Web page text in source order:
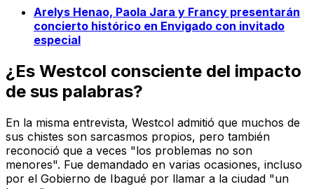
Arelys Henao, Paola Jara y Francy presentarán
concierto histórico en Envigado con invitado
especial
¿Es Westcol consciente del impacto
de sus palabras?
En la misma entrevista, Westcol admitió que muchos de
sus chistes son sarcasmos propios, pero también
reconoció que a veces "los problemas no son
menores". Fue demandado en varias ocasiones, incluso
por el Gobierno de Ibagué por llamar a la ciudad "un